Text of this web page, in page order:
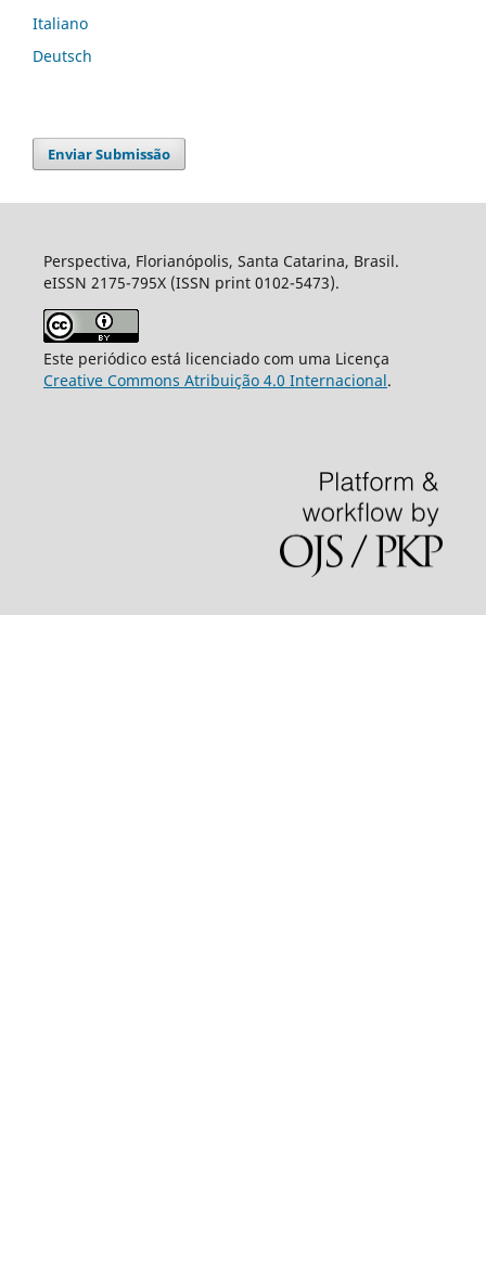
Italiano
Deutsch
Enviar Submissão
Perspectiva, Florianópolis, Santa Catarina, Brasil.
eISSN 2175-795X (ISSN print 0102-5473).
Este periódico está licenciado com uma Licença
Creative Commons Atribuição 4.0 Internacional.